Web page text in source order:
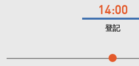
14:00
登記